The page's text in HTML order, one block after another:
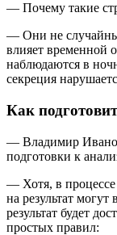
— Почему такие
— Они не
влияет временной
наблюдаются в
секреция
Как
— Владимир
подготовки к
— Хотя, в процессе
на результат
результат будет
простых правил: